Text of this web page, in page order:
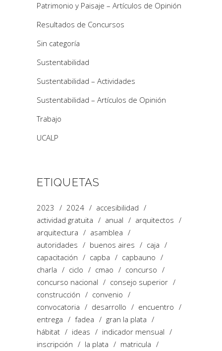
Patrimonio y Paisaje – Artículos de Opinión
Resultados de Concursos
Sin categoría
Sustentabilidad
Sustentabilidad – Actividades
Sustentabilidad – Artículos de Opinión
Trabajo
UCALP
ETIQUETAS
2023 2024
accesibilidad
actividad gratuita
anual
arquitectos
arquitectura
asamblea
autoridades
buenos aires
caja
capacitación
capba
capbauno
charla
ciclo cmao
concurso
concurso nacional
consejo superior
construcción
convenio
convocatoria
desarrollo
encuentro
entrega
fadea
gran la plata
hábitat
ideas
indicador mensual
inscripción
la plata
matricula